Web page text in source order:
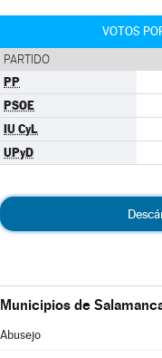
VOTOS
PARTIDO
PP
PSOE
IU CyL
UPyD
Municipios de
Abusejo